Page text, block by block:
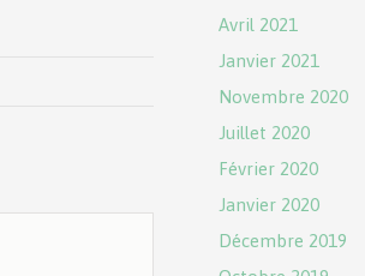
Avril 2021
Janvier 2021
Novembre 2020
Juillet 2020
Février 2020
Janvier 2020
Décembre 2019